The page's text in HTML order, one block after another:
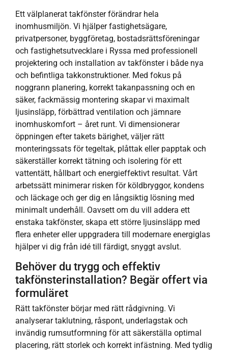
Ett välplanerat takfönster förändrar hela
inomhusmiljön. Vi hjälper fastighetsägare,
privatpersoner, byggföretag, bostadsrättsföreningar
och fastighetsutvecklare i Ryssa med professionell
projektering och installation av takfönster i både nya
och befintliga takkonstruktioner. Med fokus på
noggrann planering, korrekt takanpassning och en
säker, fackmässig montering skapar vi maximalt
ljusinsläpp, förbättrad ventilation och jämnare
inomhuskomfort – året runt. Vi dimensionerar
öppningen efter takets bärighet, väljer rätt
monteringssats för tegeltak, plåttak eller papptak och
säkerställer korrekt tätning och isolering för ett
vattentätt, hållbart och energieffektivt resultat. Vårt
arbetssätt minimerar risken för köldbryggor, kondens
och läckage och ger dig en långsiktig lösning med
minimalt underhåll. Oavsett om du vill addera ett
enstaka takfönster, skapa ett större ljusinsläpp med
flera enheter eller uppgradera till modernare energiglas
hjälper vi dig från idé till färdigt, snyggt avslut.
Behöver du trygg och effektiv
takfönsterinstallation? Begär offert via
formuläret
Rätt takfönster börjar med rätt rådgivning. Vi
analyserar taklutning, råspont, underlagstak och
invändig rumsutformning för att säkerställa optimal
placering, rätt storlek och korrekt infästning. Med tydlig